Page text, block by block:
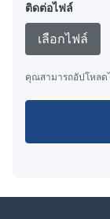
ติดต่อไฟล์
เลือกไฟล์
คุณสามารถอัปโหลด